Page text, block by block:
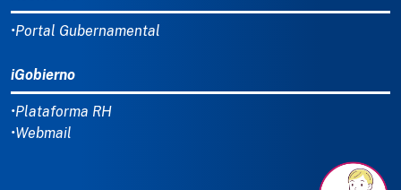
•Portal Gubernamental
iGobierno
•Plataforma RH
•Webmail